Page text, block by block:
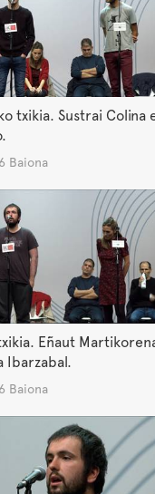
txikia. Sustrai Colina
Baiona
Eñaut
Ibarzabal.
Baiona